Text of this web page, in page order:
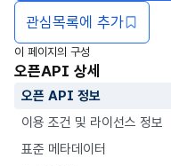
관심목록에 추가
이 페이지의 구성
오픈API 상세
오픈 API 정보
이용 조건 및 라이선스 정보
표준 메타데이터